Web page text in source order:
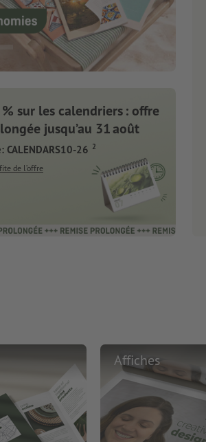
sur les calendriers : offre
jusqu’au 31 août
CALENDARS10-26 2
de l’offre
Affiches